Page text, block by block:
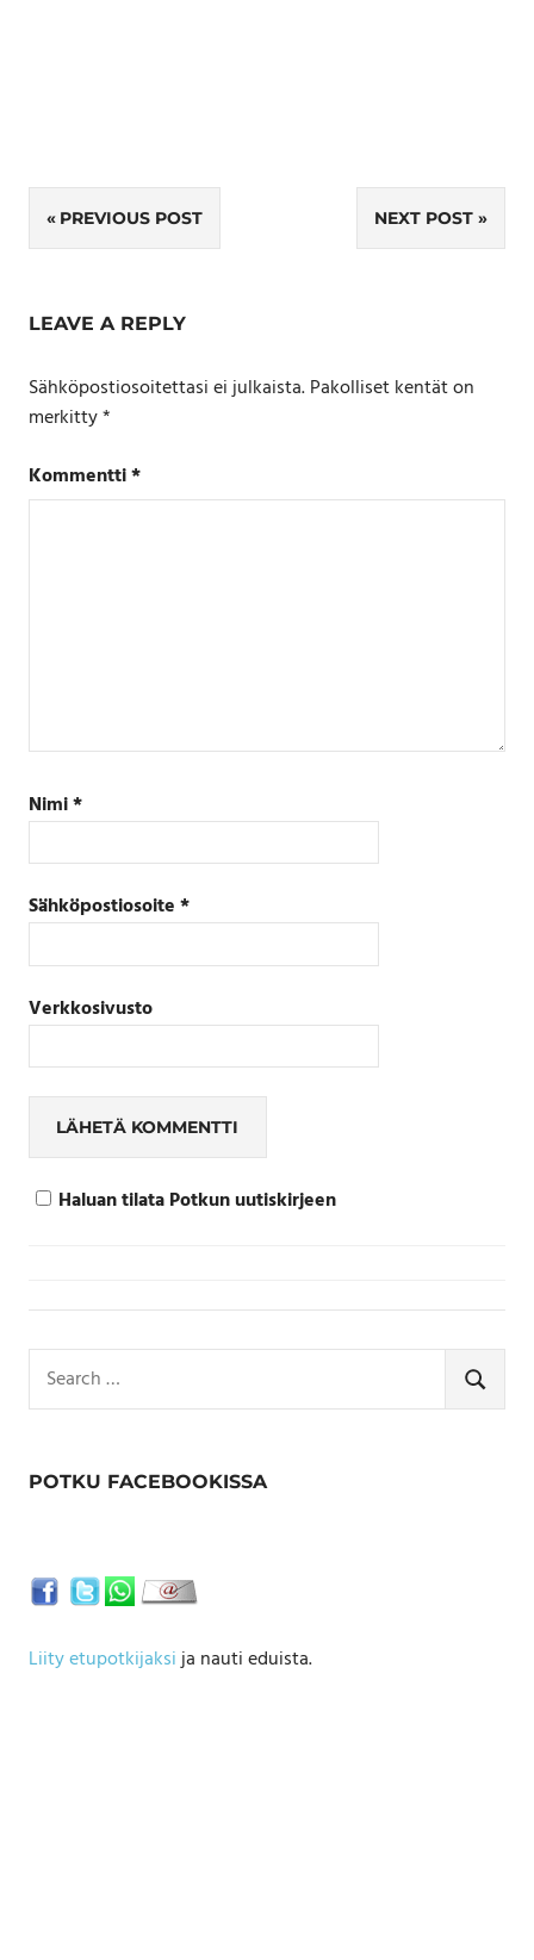
Artikkelien
selaus
PREVIOUS POST NEXT POST
LEAVE A REPLY
Sähköpostiosoitettasi ei julkaista.Pakolliset kentät on
merkitty*
Kommentti*
Nimi*
Sähköpostiosoite*
Verkkosivusto
Haluan tilata Potkun uutiskirjeen
for:
SEARCH
POTKU FACEBOOKISSA
Liity etupotkijaksija nauti eduista.